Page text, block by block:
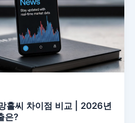
홀씨 차이점 비교 | 2026년
은?